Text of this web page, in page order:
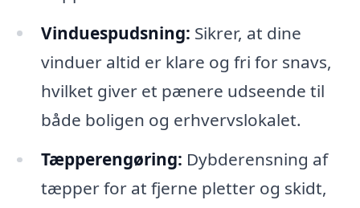
Vinduespudsning: Sikrer, at dine
vinduer altid er klare og fri for snavs,
hvilket giver et pænere udseende til
både boligen og erhvervslokalet.
Tæpperengøring: Dybderensning af
tæpper for at fjerne pletter og skidt,